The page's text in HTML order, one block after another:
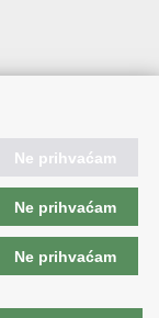
Ne prihvaćam
Ne prihvaćam
Ne prihvaćam